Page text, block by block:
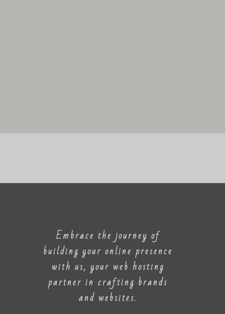
Embrace the journey of
building your online presence
with us, your web hosting
partner in crafting brands
and websites.